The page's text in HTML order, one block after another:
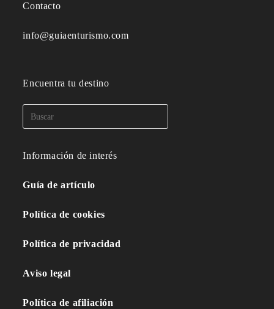
Contacto
info@guiaenturismo.com
Encuentra tu destino
Información de interés
Guía de artículo
Política de cookies
Política de privacidad
Aviso legal
Política de afiliación